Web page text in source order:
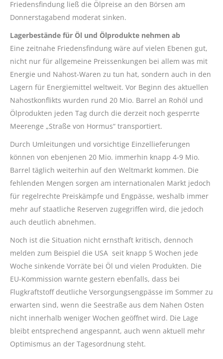
Friedensfindung ließ die Ölpreise an den Börsen am
Donnerstagabend moderat sinken.
Lagerbestände für Öl und Ölprodukte nehmen ab
Eine zeitnahe Friedensfindung wäre auf vielen Ebenen gut,
nicht nur für allgemeine Preissenkungen bei allem was mit
Energie und Nahost-Waren zu tun hat, sondern auch in den
Lagern für Energiemittel weltweit. Vor Beginn des aktuellen
Nahostkonflikts wurden rund 20 Mio. Barrel an Rohöl und
Ölprodukten jeden Tag durch die derzeit noch gesperrte
Meerenge „Straße von Hormus“ transportiert.
Durch Umleitungen und vorsichtige Einzellieferungen
können von ebenjenen 20 Mio. immerhin knapp 4-9 Mio.
Barrel täglich weiterhin auf den Weltmarkt kommen. Die
fehlenden Mengen sorgen am internationalen Markt jedoch
für regelrechte Preiskämpfe und Engpässe, weshalb immer
mehr auf staatliche Reserven zugegriffen wird, die jedoch
auch deutlich abnehmen.
Noch ist die Situation nicht ernsthaft kritisch, dennoch
melden zum Beispiel die USA seit knapp 5 Wochen jede
Woche sinkende Vorräte bei Öl und vielen Produkten. Die
EU-Kommission warnte gestern ebenfalls, dass bei
Flugkraftstoff deutliche Versorgungsengpässe im Sommer zu
erwarten sind, wenn die Seestraße aus dem Nahen Osten
nicht innerhalb weniger Wochen geöffnet wird. Die Lage
bleibt entsprechend angespannt, auch wenn aktuell mehr
Optimismus an der Tagesordnung steht.